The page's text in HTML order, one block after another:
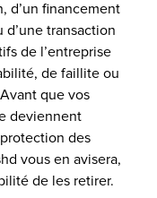
d’un financement
d’une transaction
de l’entreprise
de faillite ou
que vos
deviennent
des
vous en avisera,
de les retirer.